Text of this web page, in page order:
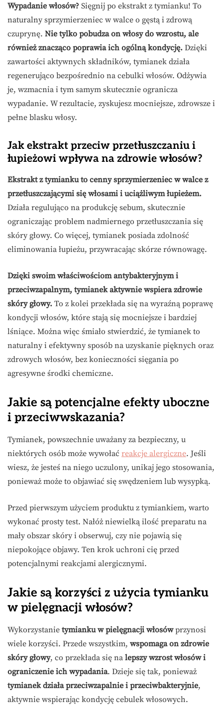
Wypadanie włosów? Sięgnij po ekstrakt z tymianku! To
naturalny sprzymierzeniec w walce o gęstą i zdrową
czuprynę. Nie tylko pobudza on włosy do wzrostu, ale
również znacząco poprawia ich ogólną kondycję. Dzięki
zawartości aktywnych składników, tymianek działa
regenerująco bezpośrednio na cebulki włosów. Odżywia
je, wzmacnia i tym samym skutecznie ogranicza
wypadanie. W rezultacie, zyskujesz mocniejsze, zdrowsze i
pełne blasku włosy.
Jak ekstrakt przeciw przetłuszczaniu i
łupieżowi wpływa na zdrowie włosów?
Ekstrakt z tymianku to cenny sprzymierzeniec w walce z
przetłuszczającymi się włosami i uciążliwym łupieżem.
Działa regulująco na produkcję sebum, skutecznie
ograniczając problem nadmiernego przetłuszczania się
skóry głowy. Co więcej, tymianek posiada zdolność
eliminowania łupieżu, przywracając skórze równowagę.
Dzięki swoim właściwościom antybakteryjnym i
przeciwzapalnym, tymianek aktywnie wspiera zdrowie
skóry głowy. To z kolei przekłada się na wyraźną poprawę
kondycji włosów, które stają się mocniejsze i bardziej
lśniące. Można więc śmiało stwierdzić, że tymianek to
naturalny i efektywny sposób na uzyskanie pięknych oraz
zdrowych włosów, bez konieczności sięgania po
agresywne środki chemiczne.
Jakie są potencjalne efekty uboczne
i przeciwwskazania?
Tymianek, powszechnie uważany za bezpieczny, u
niektórych osób może wywołać reakcje alergiczne. Jeśli
wiesz, że jesteś na niego uczulony, unikaj jego stosowania,
ponieważ może to objawiać się swędzeniem lub wysypką.
Przed pierwszym użyciem produktu z tymiankiem, warto
wykonać prosty test. Nałóż niewielką ilość preparatu na
mały obszar skóry i obserwuj, czy nie pojawią się
niepokojące objawy. Ten krok uchroni cię przed
potencjalnymi reakcjami alergicznymi.
Jakie są korzyści z użycia tymianku
w pielęgnacji włosów?
Wykorzystanie tymianku w pielęgnacji włosówprzynosi
wiele korzyści. Przede wszystkim, wspomaga on zdrowie
skóry głowy, co przekłada się na lepszy wzrost włosów i
ograniczenie ich wypadania. Dzieje się tak, ponieważ
tymianek działa przeciwzapalnie i przeciwbakteryjnie,
aktywnie wspierając kondycję cebulek włosowych.